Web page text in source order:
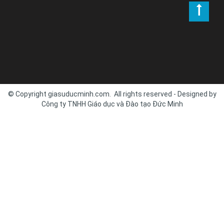
© Copyright giasuducminh.com. All rights reserved - Designed by
Công ty TNHH Giáo dục và Đào tạo Đức Minh